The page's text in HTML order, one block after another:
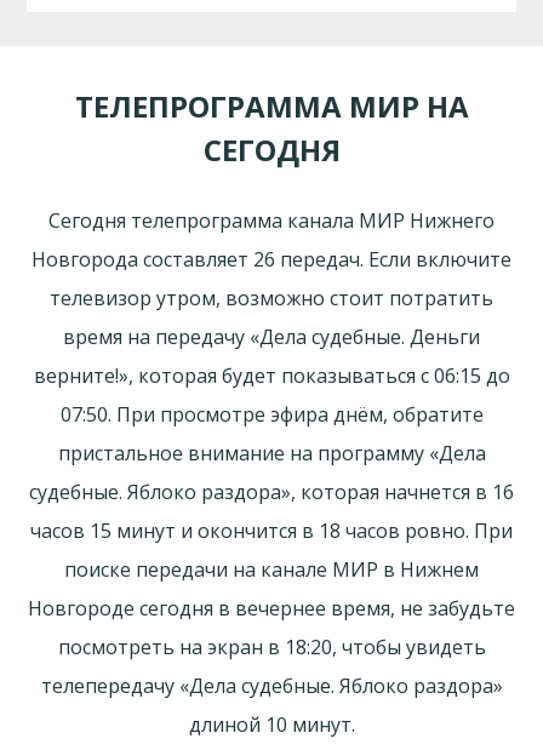
ТЕЛЕПРОГРАММА МИР НА
СЕГОДНЯ
Сегодня телепрограмма канала МИР Нижнего
Новгорода составляет 26 передач. Если включите
телевизор утром, возможно стоит потратить
время на передачу «Дела судебные. Деньги
верните!», которая будет показываться с 06:15 до
07:50. При просмотре эфира днём, обратите
пристальное внимание на программу «Дела
судебные. Яблоко раздора», которая начнется в 16
часов 15 минут и окончится в 18 часов ровно. При
поиске передачи на канале МИР в Нижнем
Новгороде сегодня в вечернее время, не забудьте
посмотреть на экран в 18:20, чтобы увидеть
телепередачу «Дела судебные. Яблоко раздора»
длиной 10 минут.